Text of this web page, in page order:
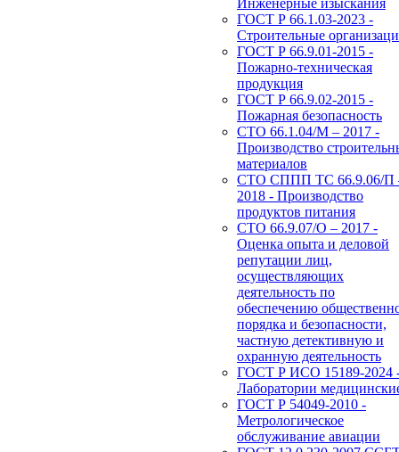
Инженерные изыскания
ГОСТ Р 66.1.03-2023 -
Строительные
ГОСТ Р 66.9.01-2015 -
Пожарно-техническая
продукция
ГОСТ Р 66.9.02-2015 -
Пожарная безопасность
СТО 66.1.04/М – 2017 -
Производство
материалов
СТО СППП ТС 66.9.06/П
2018 - Производство
продуктов питания
СТО 66.9.07/О – 2017 -
Оценка опыта и деловой
репутации лиц,
осуществляющих
деятельность по
обеспечению
порядка и безопасности,
частную детективную и
охранную деятельность
ГОСТ Р ИСО 15189-2024
Лаборатории
ГОСТ Р 54049-2010 -
Метрологическое
обслуживание авиации